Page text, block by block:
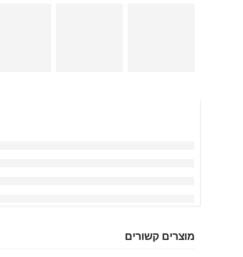
מוצרים קשורים